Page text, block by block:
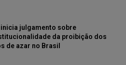
inicia julgamento sobre
da proibição dos
de azar no Brasil